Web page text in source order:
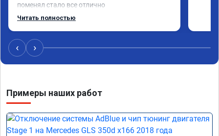
поменял стало все отлично
Читать полностью
‹ ›
Примеры наших работ